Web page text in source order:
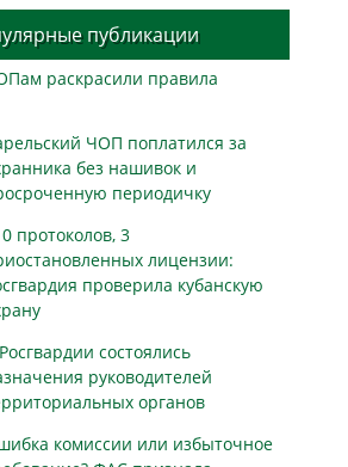
публикации
раскрасили правила
ЧОП поплатился за
без нашивок и
периодичку
протоколов, 3
лицензии:
проверила кубанскую
состоялись
руководителей
органов
комиссии или избыточное